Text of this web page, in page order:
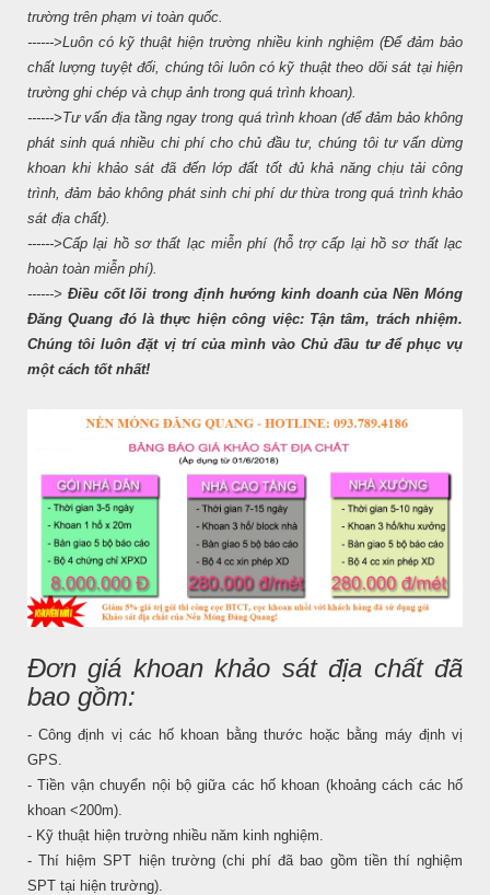
trường trên phạm vi toàn quốc.
------>Luôn có kỹ thuật hiện trường nhiều kinh nghiệm (Để đảm bảo
chất lượng tuyệt đối, chúng tôi luôn có kỹ thuật theo dõi sát tại hiện
trường ghi chép và chụp ảnh trong quá trình khoan).
------>Tư vấn địa tầng ngay trong quá trình khoan (để đảm bảo không
phát sinh quá nhiều chi phí cho chủ đầu tư, chúng tôi tư vấn dừng
khoan khi khảo sát đã đến lớp đất tốt đủ khả năng chịu tải công
trình, đảm bảo không phát sinh chi phí dư thừa trong quá trình khảo
sát địa chất).
------>Cấp lại hồ sơ thất lạc miễn phí (hỗ trợ cấp lại hồ sơ thất lạc
hoàn toàn miễn phí).
------> Điều cốt lõi trong định hướng kinh doanh của Nền Móng
Đăng Quang đó là thực hiện công việc: Tận tâm, trách nhiệm.
Chúng tôi luôn đặt vị trí của mình vào Chủ đầu tư để phục vụ
một cách tốt nhất!
Đơn giá khoan khảo sát địa chất đã
bao gồm:
- Công định vị các hố khoan bằng thước hoặc bằng máy định vị
GPS.
- Tiền vận chuyển nội bộ giữa các hố khoan (khoảng cách các hố
khoan <200m).
- Kỹ thuật hiện trường nhiều năm kinh nghiệm.
- Thí hiệm SPT hiện trường (chi phí đã bao gồm tiền thí nghiệm
SPT tại hiện trường).